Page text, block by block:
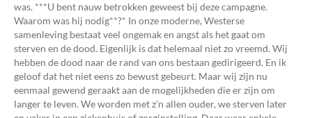
was. ***U bent nauw betrokken geweest bij deze campagne.
Waarom was hij nodig**?* In onze moderne, Westerse
samenleving bestaat veel ongemak en angst als het gaat om
sterven en de dood. Eigenlijk is dat helemaal niet zo vreemd. Wij
hebben de dood naar de rand van ons bestaan gedirigeerd. En ik
geloof dat het niet eens zo bewust gebeurt. Maar wij zijn nu
eenmaal gewend geraakt aan de mogelijkheden die er zijn om
langer te leven. We worden met z’n allen ouder, we sterven later